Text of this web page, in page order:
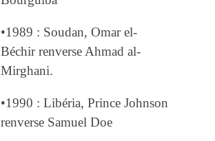
•1989 : Soudan, Omar el-
Béchir renverse Ahmad al-
Mirghani.
•1990 : Libéria, Prince Johnson
renverse Samuel Doe